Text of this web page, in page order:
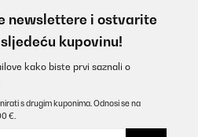
newslettere i ostvarite
kupovinu!
kako biste prvi saznali o
s drugim kuponima. Odnosi se na
€.